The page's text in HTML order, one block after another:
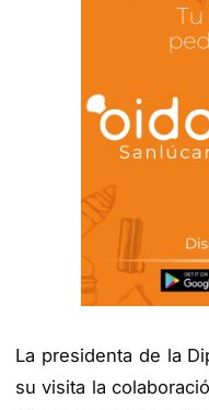
La presidenta de la
su visita la